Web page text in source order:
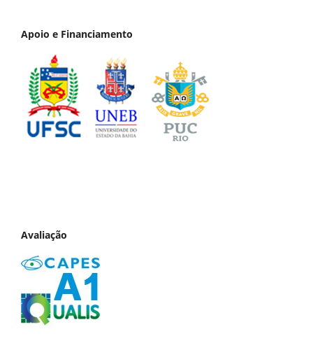
Apoio e Financiamento
Avaliação